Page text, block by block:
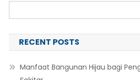
RECENT POSTS
Manfaat Bangunan Hijau bagi